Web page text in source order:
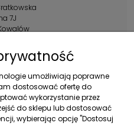
7J
356 983
16:00
umożliwiają poprawne
dostosować ofertę do
wykorzystanie przez
do sklepu lub dostosować
wybierając opcję "Dostosuj